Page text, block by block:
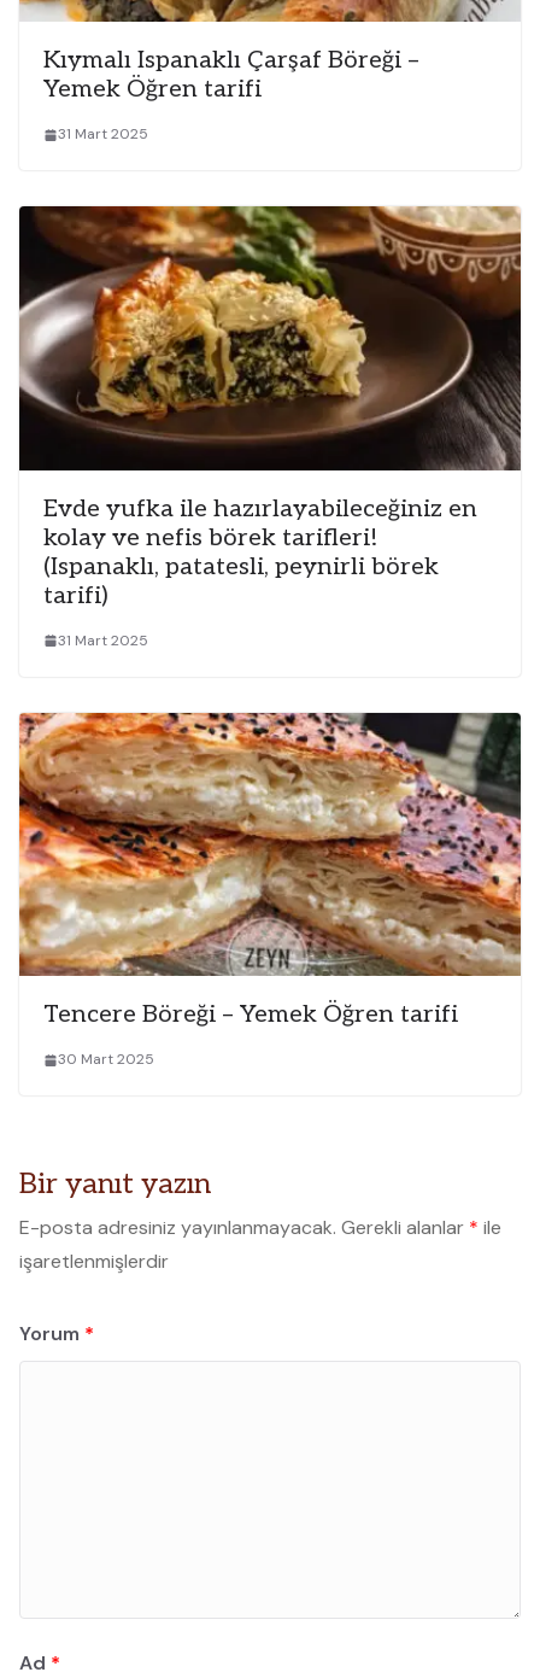
Kıymalı Ispanaklı Çarşaf Böreği –
Yemek Öğren tarifi
31 Mart 2025
Evde yufka ile hazırlayabileceğiniz en
kolay ve nefis börek tarifleri!
(Ispanaklı, patatesli, peynirli börek
tarifi)
31 Mart 2025
Tencere Böreği – Yemek Öğren tarifi
30 Mart 2025
Bir yanıt yazın
E-posta adresiniz yayınlanmayacak. Gerekli alanlar * ile
işaretlenmişlerdir
Yorum *
Ad *